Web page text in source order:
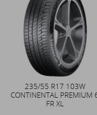
235/55 R17 103W
CONTINENTAL PREMIUM 6
FR XL